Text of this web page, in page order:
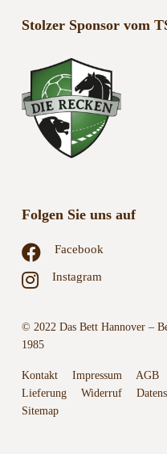
Stolzer Sponsor vom
Folgen Sie uns auf
Facebook
Instagram
© 2022 Das Bett Hannover –
1985
Kontakt Impressum AGB
Lieferung
Widerruf
Sitemap